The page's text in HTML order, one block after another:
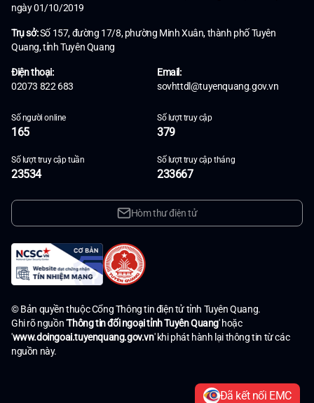
ngày 01/10/2019
Trụ sở:Số 157, đường 17/8, phường Minh Xuân, thành phố Tuyên
Quang, tỉnh Tuyên Quang
Điện thoại:
02073 822 683
Email:
sovhttdl@tuyenquang.gov.vn
Số người online
165
Số lượt truy cập
379
Số lượt truy cập tuần
23534
Số lượt truy cập tháng
233667
Hòm thư điện tử
© Bản quyền thuộc Cổng Thông tin điện tử tỉnh Tuyên Quang.
Ghi rõ nguồn 'Thông tin đối ngoại tỉnh Tuyên Quang' hoặc
'www.doingoai.tuyenquang.gov.vn' khi phát hành lại thông tin từ các
nguồn này.
Đã kết nối EMC